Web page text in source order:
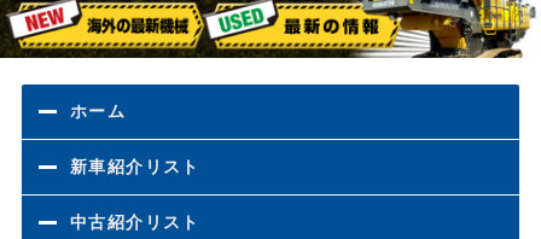
ホーム
新車紹介リスト
中古紹介リスト